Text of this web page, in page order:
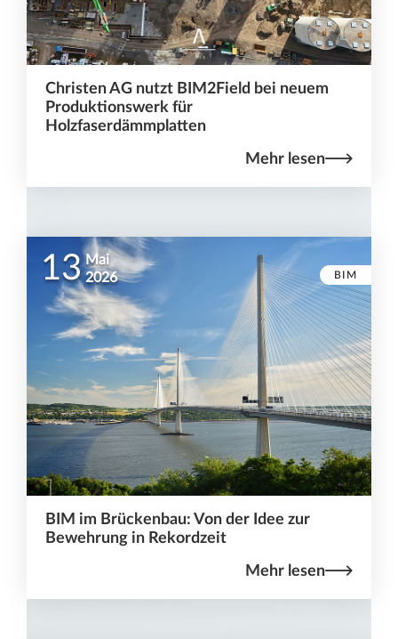
Christen AG nutzt BIM2Field bei neuem
Produktionswerk für
Holzfaserdämmplatten
Mehr lesen
BIM
13 Mai
2026
BIM im Brückenbau: Von der Idee zur
Bewehrung in Rekordzeit
Mehr lesen